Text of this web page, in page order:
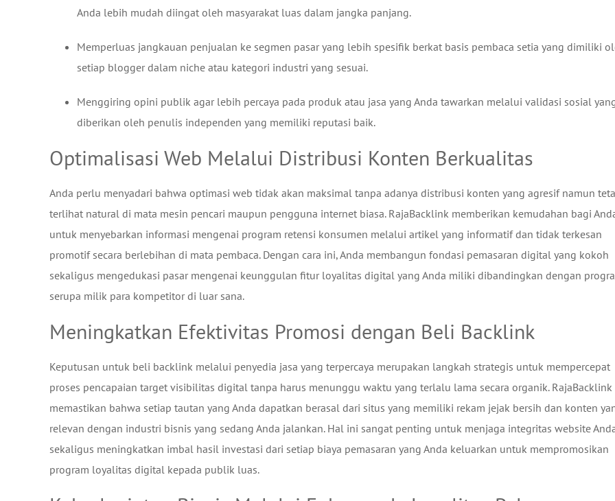
Anda lebih mudah diingat oleh masyarakat luas dalam jangka panjang.
Memperluas jangkauan penjualan ke segmen pasar yang lebih spesifik berkat basis pembaca setia yang dimiliki
setiap blogger dalam niche atau kategori industri yang sesuai.
Menggiring opini publik agar lebih percaya pada produk atau jasa yang Anda tawarkan melalui validasi sosial
diberikan oleh penulis independen yang memiliki reputasi baik.
Optimalisasi Web Melalui Distribusi Konten Berkualitas
Anda perlu menyadari bahwa optimasi web tidak akan maksimal tanpa adanya distribusi konten yang agresif namun
terlihat natural di mata mesin pencari maupun pengguna internet biasa. RajaBacklink memberikan kemudahan bagi
untuk menyebarkan informasi mengenai program retensi konsumen melalui artikel yang informatif dan tidak terkesan
promotif secara berlebihan di mata pembaca. Dengan cara ini, Anda membangun fondasi pemasaran digital yang kokoh
sekaligus mengedukasi pasar mengenai keunggulan fitur loyalitas digital yang Anda miliki dibandingkan dengan
serupa milik para kompetitor di luar sana.
Meningkatkan Efektivitas Promosi dengan Beli Backlink
Keputusan untuk beli backlink melalui penyedia jasa yang terpercaya merupakan langkah strategis untuk mempercepat
proses pencapaian target visibilitas digital tanpa harus menunggu waktu yang terlalu lama secara organik. RajaBacklink
memastikan bahwa setiap tautan yang Anda dapatkan berasal dari situs yang memiliki rekam jejak bersih dan konten
relevan dengan industri bisnis yang sedang Anda jalankan. Hal ini sangat penting untuk menjaga integritas website
sekaligus meningkatkan imbal hasil investasi dari setiap biaya pemasaran yang Anda keluarkan untuk mempromosikan
program loyalitas digital kepada publik luas.